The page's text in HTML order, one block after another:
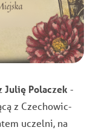
Julię Polaczek-
z Czechowic-
uczelni, na